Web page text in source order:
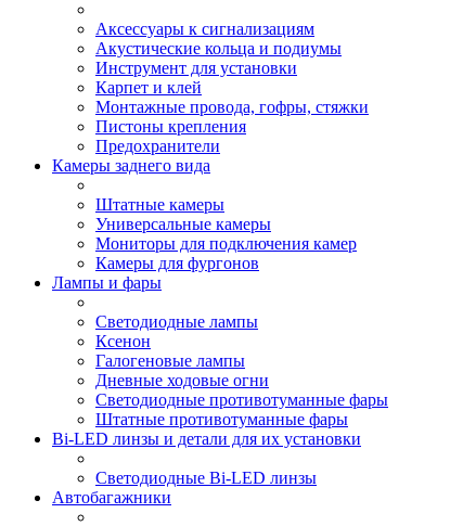
Аксессуары к сигнализациям
Акустические кольца и подиумы
Инструмент для установки
Карпет и клей
Монтажные провода, гофры, стяжки
Пистоны крепления
Предохранители
Камеры заднего вида
Штатные камеры
Универсальные камеры
Мониторы для подключения камер
Камеры для фургонов
Лампы и фары
Светодиодные лампы
Ксенон
Галогеновые лампы
Дневные ходовые огни
Светодиодные противотуманные фары
Штатные противотуманные фары
Bi-LED линзы и детали для их установки
Светодиодные Bi-LED линзы
Автобагажники